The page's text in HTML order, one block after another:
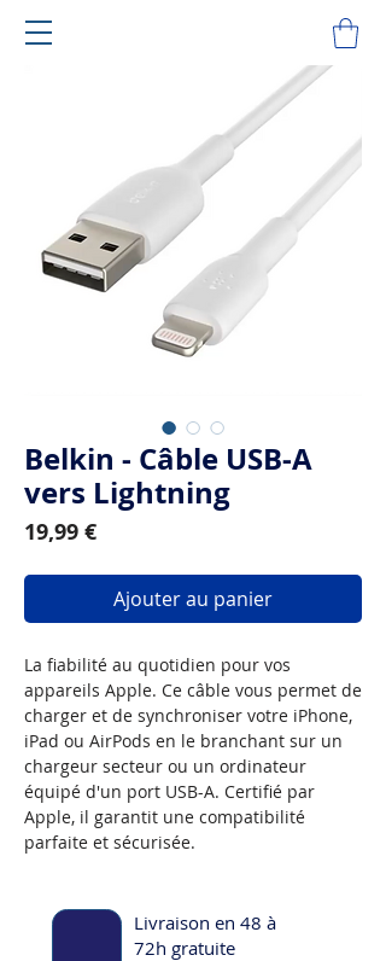
Belkin - Câble USB-A
vers Lightning
19,99 €Prix
Ajouter au panier
La fiabilité au quotidien pour vos
appareils Apple. Ce câble vous permet de
charger et de synchroniser votre iPhone,
iPad ou AirPods en le branchant sur un
chargeur secteur ou un ordinateur
équipé d'un port USB-A. Certifié par
Apple, il garantit une compatibilité
parfaite et sécurisée.
Livraison en 48 à
72h gratuite